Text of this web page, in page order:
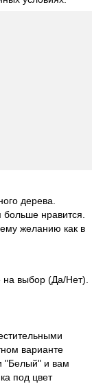
дерева.
нравится.
желанию как в
на выбор (Да/Нет).
варианте
"Белый" и вам
под цвет